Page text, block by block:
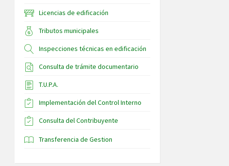
Licencias de edificación
Tributos municipales
Inspecciones técnicas en edificación
Consulta de trámite documentario
T.U.P.A.
Implementación del Control Interno
Consulta del Contribuyente
Transferencia de Gestion